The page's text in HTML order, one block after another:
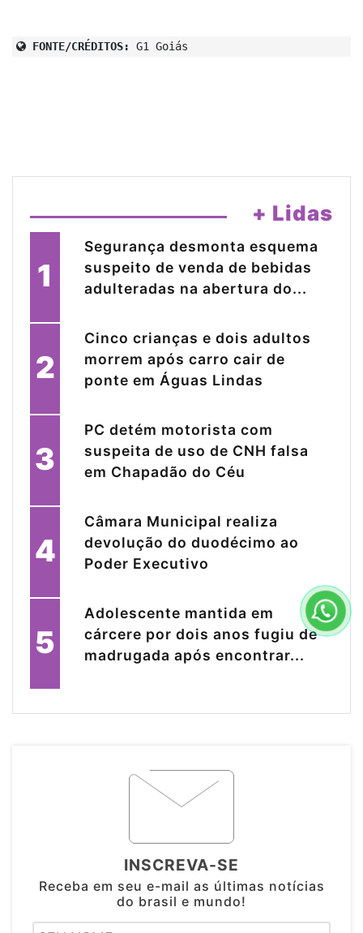
FONTE/CRÉDITOS: G1 Goiás
+ Lidas
1
Segurança desmonta esquema
suspeito de venda de bebidas
adulteradas na abertura do...
2
Cinco crianças e dois adultos
morrem após carro cair de
ponte em Águas Lindas
3
PC detém motorista com
suspeita de uso de CNH falsa
em Chapadão do Céu
4
Câmara Municipal realiza
devolução do duodécimo ao
Poder Executivo
5
Adolescente mantida em
cárcere por dois anos fugiu de
madrugada após encontrar...
INSCREVA-SE
Receba em seu e-mail as últimas notícias
do brasil e mundo!